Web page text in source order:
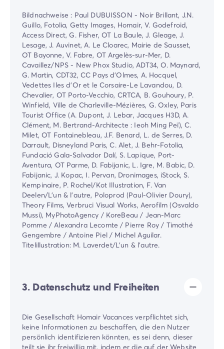
Bildnachweise : Paul DUBUISSON - Noir Brillant, J.N.
Guillo, Fotolia, Getty Images, Homair, V. Godefroid,
Access Direct, G. Fisher, OT La Baule, J. Gleage, J.
Lesage, J. Auvinet, A. Le Cloarec, Mairie de Sausset,
OT Bayonne, V. Fabre, OT Argelès-sur-Mer, D.
Cavaillez/NPS - New Phox Studio, ADT34, O. Maynard,
G. Martin, CDT32, CC Pays d'Olmes, A. Hocquel,
Vedettes Iles d'Or et le Corsaire-Le Lavandou, D.
Chevalier, OT Porto-Vecchio, CRTCA, B. Gouhoury, P.
Winfield, Ville de Charleville-Mézières, G. Oxley, Paris
Tourist Office (A. Dupont, J. Lebar, Jacques H3D, A.
Clément, M. Bertrand-Architecte : Ieoh Ming Peï), C.
Milet, OT Fontainebleau, J.F. Benard, L. de Serres, D.
Darrault, Disneyland Paris, C. Alet, J. Behr-Fotolia,
Fundació Gala-Salvador Dalí, S. Lapique, Port-
Aventura, OT Parme, D. Fabijanic, L. Igre, M. Babic, D.
Fabijanic, J. Kopac, I. Pervan, Dronimages, iStock, S.
Kempinaire, P. Rochel/Kot Illustration, F. Van
Deelen/L'un & l'autre, Poloprod (Paul-Olivier Doury),
Theory Films, Verbruci Visual Works, Aerofilm (Osvaldo
Mussi), MyPhotoAgency / KoreBeau / Jean-Marc
Pomme / Alexandra Lecomte / Pierre Roy / Timothé
Gengembre / Antoine Piel / Michel Aguilar.
Titelillustration: M. Laverdet/L'un & l'autre.
3. Datenschutz und Freiheiten
Die Gesellschaft Homair Vacances verpflichtet sich,
keine Informationen zu beschaffen, die den Nutzer
persönlich identifizieren könnten, es sei denn, dieser
teilt sie ihr freiwillig mit, indem er die auf der Website